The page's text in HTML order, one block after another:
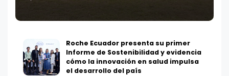
Roche Ecuador presenta su primer
Informe de Sostenibilidad y evidencia
cómo la innovación en salud impulsa
el desarrollo del país